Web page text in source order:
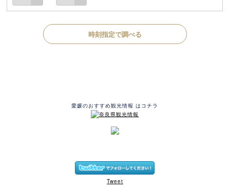
時刻指定で調べる
愛媛のおすすめ観光情報 はコチラ
Tweet